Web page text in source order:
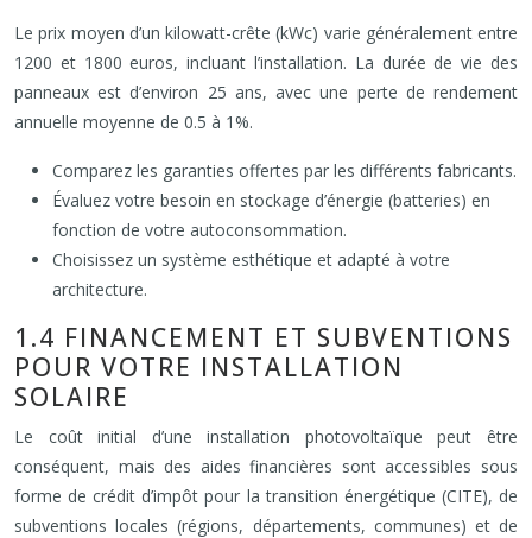
Le prix moyen d’un kilowatt-crête (kWc) varie généralement entre
1200 et 1800 euros, incluant l’installation. La durée de vie des
panneaux est d’environ 25 ans, avec une perte de rendement
annuelle moyenne de 0.5 à 1%.
Comparez les garanties offertes par les différents fabricants.
Évaluez votre besoin en stockage d’énergie (batteries) en
fonction de votre autoconsommation.
Choisissez un système esthétique et adapté à votre
architecture.
1.4 FINANCEMENT ET SUBVENTIONS
POUR VOTRE INSTALLATION
SOLAIRE
Le coût initial d’une installation photovoltaïque peut être
conséquent, mais des aides financières sont accessibles sous
forme de crédit d’impôt pour la transition énergétique (CITE), de
subventions locales (régions, départements, communes) et de